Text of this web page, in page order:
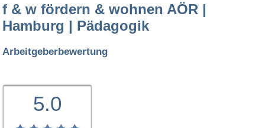
f & w fördern & wohnen AÖR |
Hamburg | Pädagogik
Arbeitgeberbewertung
5.0